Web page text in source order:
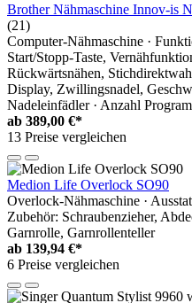
Brother Nähmaschine Innov-is
(21)
Computer-Nähmaschine ·
Start/Stopp-Taste,
Rückwärtsnähen,
Display, Zwillingsnadel,
Nadeleinfädler · Anzahl
ab 389,00 €*
13 Preise vergleichen
Medion Life Overlock SO90
Overlock-Nähmaschine ·
Zubehör: Schraubenzieher,
Garnrolle, Garnrollenteller
ab 139,94 €*
6 Preise vergleichen